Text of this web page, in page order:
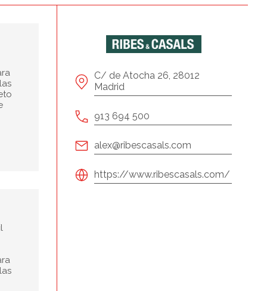
C/ de Atocha 26, 28012
Madrid
913 694 500
alex@ribescasals.com
https://www.ribescasals.com/